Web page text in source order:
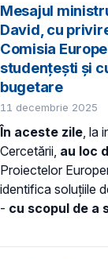
Mesajul
David, cu
Comisia
studențești și
bugetare
11 decembrie 2025
În aceste zile , la
Cercetării, au loc
Proiectelor
identifica soluțiile
- cu scopul de a